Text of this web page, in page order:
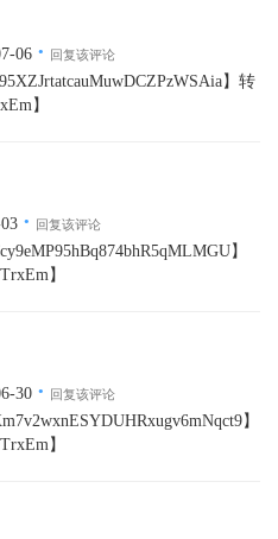
06 · 回复该评论
】转
】
· 回复该评论
】
】
30 · 回复该评论
】
】